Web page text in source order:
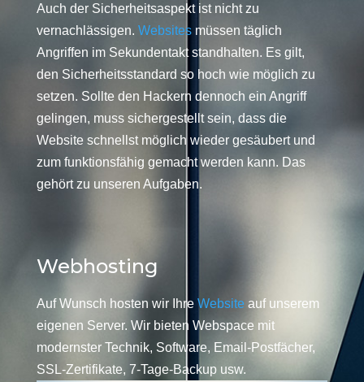
Auch der Sicherheitsaspekt ist nicht zu
vernachlässigen. Websitesmüssen täglich
Angriffen im Sekundentakt standhalten. Es gilt,
den Sicherheitsstandard so hoch wie möglich zu
setzen. Sollte den Hackern dennoch ein Angriff
gelingen, muss sichergestellt sein, dass die
Website schnellst möglich wieder gesäubert und
zum funktionsfähig gemacht werden kann. Das
gehört zu unseren Aufgaben.
Webhosting
Auf Wunsch hosten wir Ihre Website auf unserem
eigenen Server. Wir bieten Webspace mit
modernster Technik, Software, Email-Postfächer,
SSL-Zertifikate, 7-Tage-Backup usw.